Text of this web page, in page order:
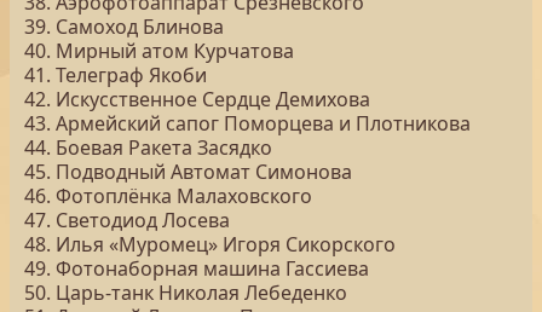
39. Самоход Блинова
40. Мирный атом Курчатова
41. Телеграф Якоби
42. Искусственное Сердце Демихова
43. Армейский сапог Поморцева и Плотникова
44. Боевая Ракета Засядко
45. Подводный Автомат Симонова
46. Фотоплёнка Малаховского
47. Светодиод Лосева
48. Илья «Муромец» Игоря Сикорского
49. Фотонаборная машина Гассиева
50. Царь-танк Николая Лебеденко